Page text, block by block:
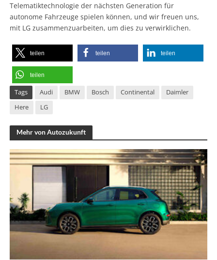
Telematiktechnologie der nächsten Generation für
autonome Fahrzeuge spielen können, und wir freuen uns,
mit LG zusammenzuarbeiten, um dies zu verwirklichen.
teilen teilen teilen
teilen
Tags Audi BMW Bosch Continental
Daimler
Here
LG
Mehr von Autozukunft